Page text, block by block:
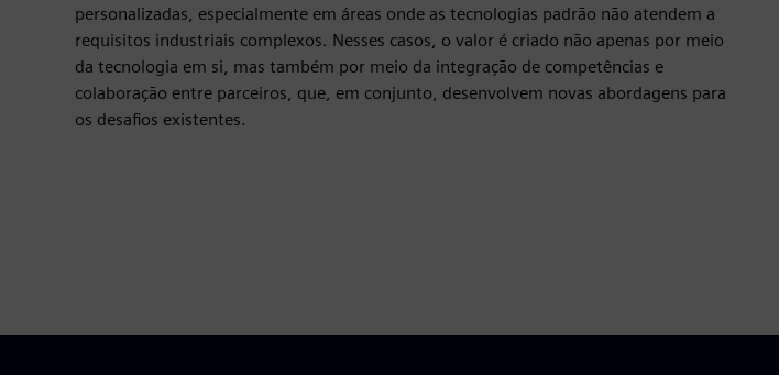
personalizadas, especialmente em áreas onde as tecnologias padrão não atendem a
requisitos industriais complexos. Nesses casos, o valor é criado não apenas por meio
da tecnologia em si, mas também por meio da integração de competências e
colaboração entre parceiros, que, em conjunto, desenvolvem novas abordagens para
os desafios existentes.